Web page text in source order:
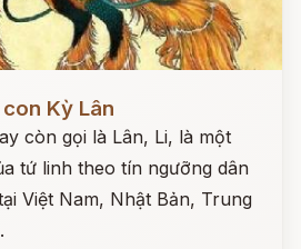
Kỳ Lân
còn gọi là Lân, Li, là một
tứ linh theo tín ngưỡng dân
Việt Nam, Nhật Bản, Trung